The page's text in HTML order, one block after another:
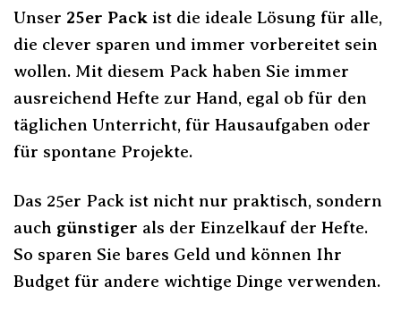
Unser 25er Pack ist die ideale Lösung für alle,
die clever sparen und immer vorbereitet sein
wollen. Mit diesem Pack haben Sie immer
ausreichend Hefte zur Hand, egal ob für den
täglichen Unterricht, für Hausaufgaben oder
für spontane Projekte.
Das 25er Pack ist nicht nur praktisch, sondern
auch günstiger als der Einzelkauf der Hefte.
So sparen Sie bares Geld und können Ihr
Budget für andere wichtige Dinge verwenden.